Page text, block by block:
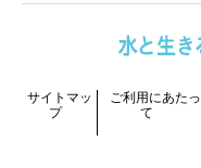
サイトマッ
プ
ご利用にあたっ
て